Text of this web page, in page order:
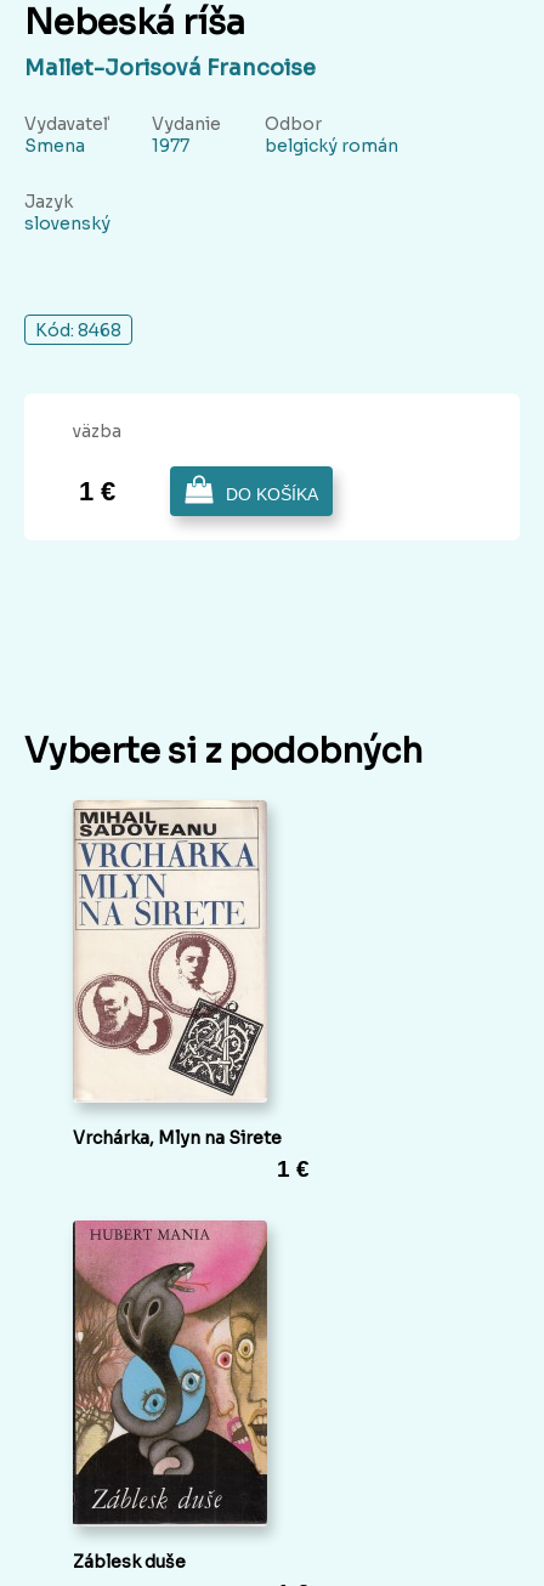
Nebeská ríša
Mallet-Jorisová Francoise
Vydavateľ
Smena
Vydanie
1977
Odbor
belgický román
Jazyk
slovenský
Kód: 8468
väzba
1 € DO KOŠÍKA
Vyberte si z podobných
Vrchárka, Mlyn na Sirete
1 €
Záblesk duše